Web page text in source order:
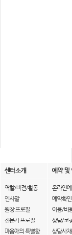
센터소개 예약 및
역할/비전/활동
인사말
원장 프로필
전문가 프로필
마음애의 특별함
온라인
예약확인
이용/비
상담/코
상담사